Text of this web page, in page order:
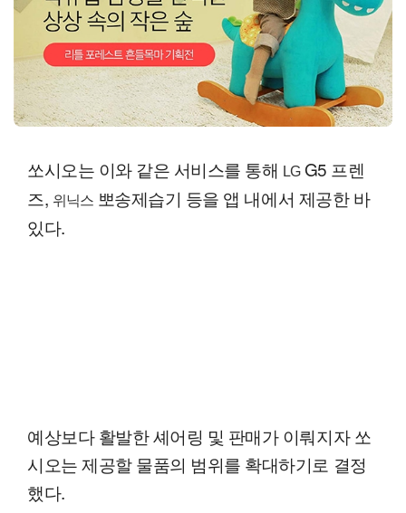
쏘시오는 이와 같은 서비스를 통해 LGG5 프렌
즈, 위닉스 뽀송제습기 등을 앱 내에서 제공한 바
있다.
예상보다 활발한 셰어링 및 판매가 이뤄지자 쏘
시오는 제공할 물품의 범위를 확대하기로 결정
했다.